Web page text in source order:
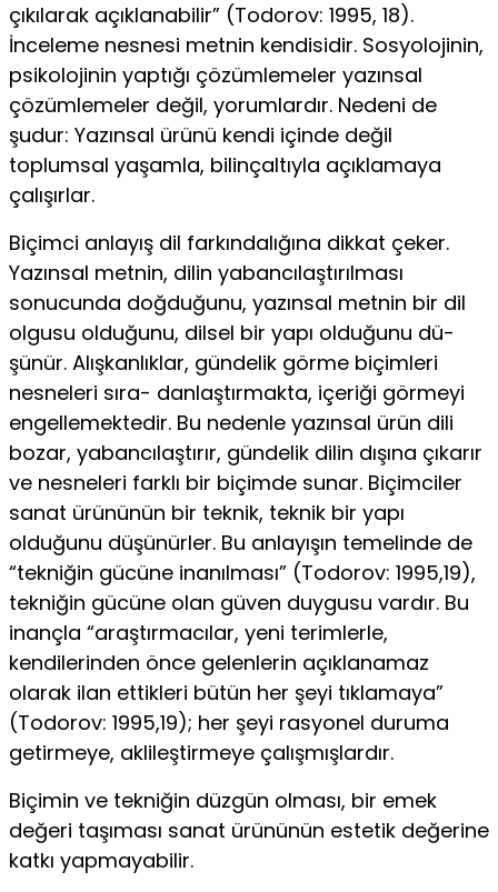
çıkılarak açıkla­nabilir” (Todorov: 1995, 18).
İnceleme nesnesi metnin kendi­sidir. Sosyolojinin,
psikolojinin yaptığı çözümlemeler yazınsal
çözümlemeler değil, yorumlardır. Nedeni de
şudur: Yazınsal ürünü kendi içinde değil
toplumsal yaşamla, bilinçaltıyla açık­lamaya
çalışırlar.
Biçimci anlayış dil farkındalığına dikkat çeker.
Yazınsal met­nin, dilin yabancılaştırılması
sonucunda doğduğunu, yazınsal metnin bir dil
olgusu olduğunu, dilsel bir yapı olduğunu dü­
şünür. Alışkanlıklar, gündelik görme biçimleri
nesneleri sıra- danlaştırmakta, içeriği görmeyi
engellemektedir. Bu nedenle yazınsal ürün dili
bozar, yabancılaştırır, gündelik dilin dışına çıkarır
ve nesneleri farklı bir biçimde sunar. Biçimciler
sanat ürününün bir teknik, teknik bir yapı
olduğunu düşünürler. Bu anlayışın temelinde de
“tekniğin gücüne inanılması” (To­dorov: 1995,19),
tekniğin gücüne olan güven duygusu vardır. Bu
inançla “araştırmacılar, yeni terimlerle,
kendilerinden ön­ce gelenlerin açıklanamaz
olarak ilan ettikleri bütün her şeyi tıklamaya”
(Todorov: 1995,19); her şeyi rasyonel duruma
ge­tirmeye, aklileştirmeye çalışmışlardır.
Biçimin ve tekniğin düzgün olması, bir emek
değeri ta­şıması sanat ürününün estetik değerine
katkı yapmayabilir.